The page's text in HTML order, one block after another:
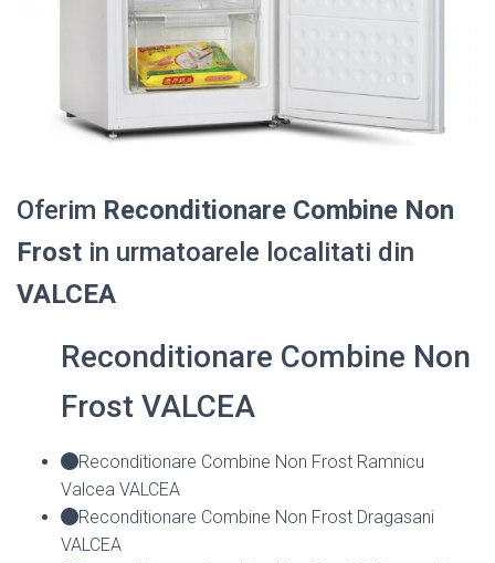
Oferim Reconditionare Combine Non
Frost in urmatoarele localitati din
VALCEA
Reconditionare Combine Non
Frost VALCEA
Reconditionare Combine Non Frost Ramnicu
Valcea VALCEA
Reconditionare Combine Non Frost Dragasani
VALCEA